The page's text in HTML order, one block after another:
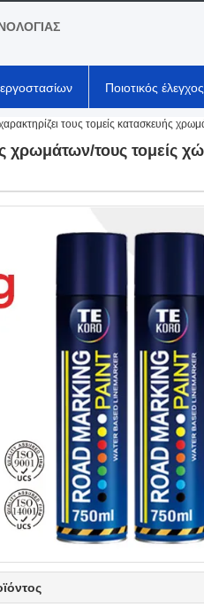
Ποιοτικός έλεγχος
τους τομείς κατασκευής
χρωμάτων/τους τομείς